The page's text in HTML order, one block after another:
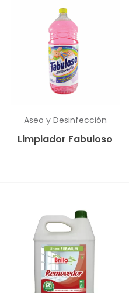
Aseo y Desinfección
Limpiador Fabuloso